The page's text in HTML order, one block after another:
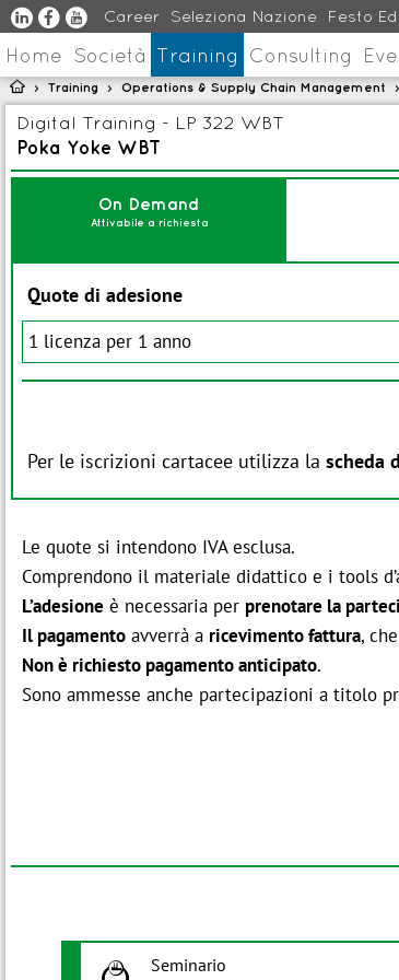
u s v Career Seleziona Nazione Festo
Home Società Training Consulting
 > Training > Operations & Supply Chain Management >
Digital Training - LP 322 WBT
Poka Yoke WBT
On Demand
Attivabile a richiesta
Quote di adesione
1 licenza per 1 anno
Per le iscrizioni cartacee utilizza la scheda
Le quote si intendono IVA esclusa.
Comprendono il materiale didattico e i tools
L’adesione è necessaria per prenotare la
Il pagamento avverrà a ricevimento fattura,
Non è richiesto pagamento anticipato.
Sono ammesse anche partecipazioni a titolo
Seminario